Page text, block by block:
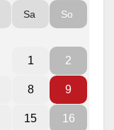
Sa So
1 2
8 9
15 16